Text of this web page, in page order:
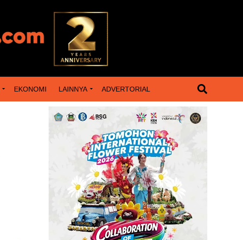
EKONOMI LAINNYA ADVERTORIAL